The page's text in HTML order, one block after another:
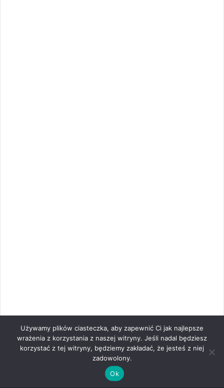
Używamy plików ciasteczka, aby zapewnić Ci jak najlepsze
wrażenia z korzystania z naszej witryny. Jeśli nadal będziesz
korzystać z tej witryny, będziemy zakładać, że jesteś z niej
zadowolony.
Ok